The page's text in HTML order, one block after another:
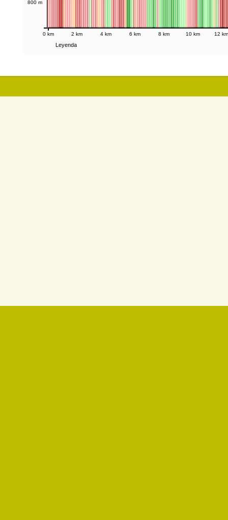
0 km 2 km 4 km 6 km 8 km 10 km 12
800 m
Leyenda